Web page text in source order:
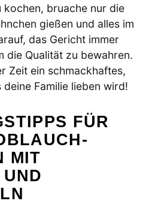
bruache nur die
gießen und alles im
das Gericht immer
die Qualität zu bewahren.
Zeit ein schmackhaftes,
Familie lieben wird!
FÜR
MIT